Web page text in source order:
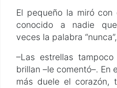
El pequeño la miró con
conocido a nadie
veces la palabra
–Las estrellas
brillan –le comentó–. En
más duele el corazón,